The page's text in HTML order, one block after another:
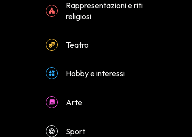
Rappresentazioni e riti
religiosi
Teatro
Hobby e interessi
Arte
Sport